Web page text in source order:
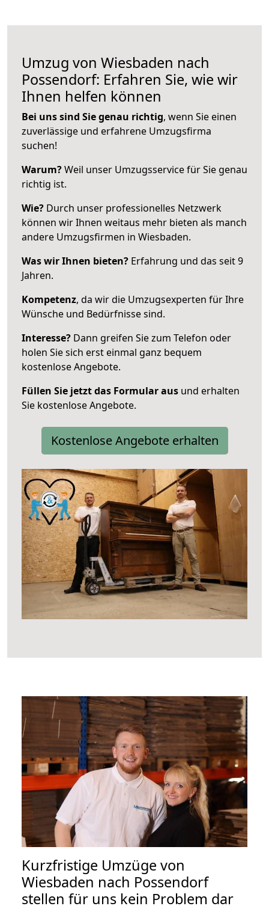
Umzug von Wiesbaden nach
Possendorf: Erfahren Sie, wie wir
Ihnen helfen können
Bei uns sind Sie genau richtig, wenn Sie einen
zuverlässige und erfahrene Umzugsfirma
suchen!
Warum?Weil unser Umzugsservice für Sie genau
richtig ist.
Wie? Durch unser professionelles Netzwerk
können wir Ihnen weitaus mehr bieten als manch
andere Umzugsfirmen in Wiesbaden.
Was wir Ihnen bieten? Erfahrung und das seit 9
Jahren.
Kompetenz, da wir die Umzugsexperten für Ihre
Wünsche und Bedürfnisse sind.
Interesse? Dann greifen Sie zum Telefon oder
holen Sie sich erst einmal ganz bequem
kostenlose Angebote.
Füllen Sie jetzt das Formular aus und erhalten
Sie kostenlose Angebote.
Kostenlose Angebote erhalten
Kurzfristige Umzüge von
Wiesbaden nach Possendorf
stellen für uns kein Problem dar